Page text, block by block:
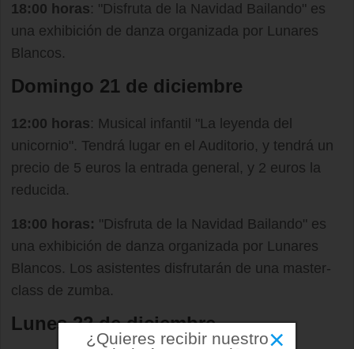
18:00 horas: "Disfruta de la Navidad Bailando" es
una exhibición de danza organizada por Lunares
Blancos.
Domingo 21 de diciembre
12:00 horas: Musical infantil "La leyenda del
unicornio". Tendrá lugar en el Auditorio, y tendrá un
precio de 5 euros la entrada general, y 2 euros la
reducida.
18:00 horas: "Disfruta de la Navidad Bailando" es
una exhibición de danza organizada por Lunares
Blancos. Los asistentes disfrutarán de una master-
class de zumba.
Lunes 22 de diciembre
×
¿Quieres recibir nuestro